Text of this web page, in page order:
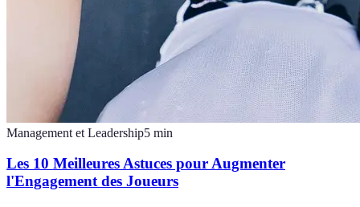
Management et Leadership5 min
Les 10 Meilleures Astuces pour Augmenter
l'Engagement des Joueurs